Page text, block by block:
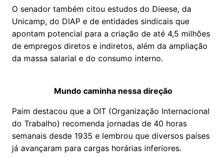
O senador também citou estudos do Dieese, da
Unicamp, do DIAP e de entidades sindicais que
apontam potencial para a criação de até 4,5 milhões
de empregos diretos e indiretos, além da ampliação
da massa salarial e do consumo interno.
Mundo caminha nessa direção
Paim destacou que a OIT (Organização Internacional
do Trabalho) recomenda jornadas de 40 horas
semanais desde 1935 e lembrou que diversos países
já avançaram para cargas horárias inferiores.